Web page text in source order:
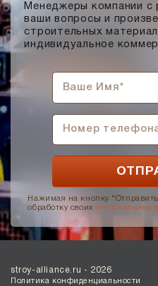
Менеджеры компании с
ваши вопросы и
строительных
индивидуальное
Нажимая на кнопку
обработку своих персональных
stroy-alliance.ru - 2026
Политика конфиденциальности